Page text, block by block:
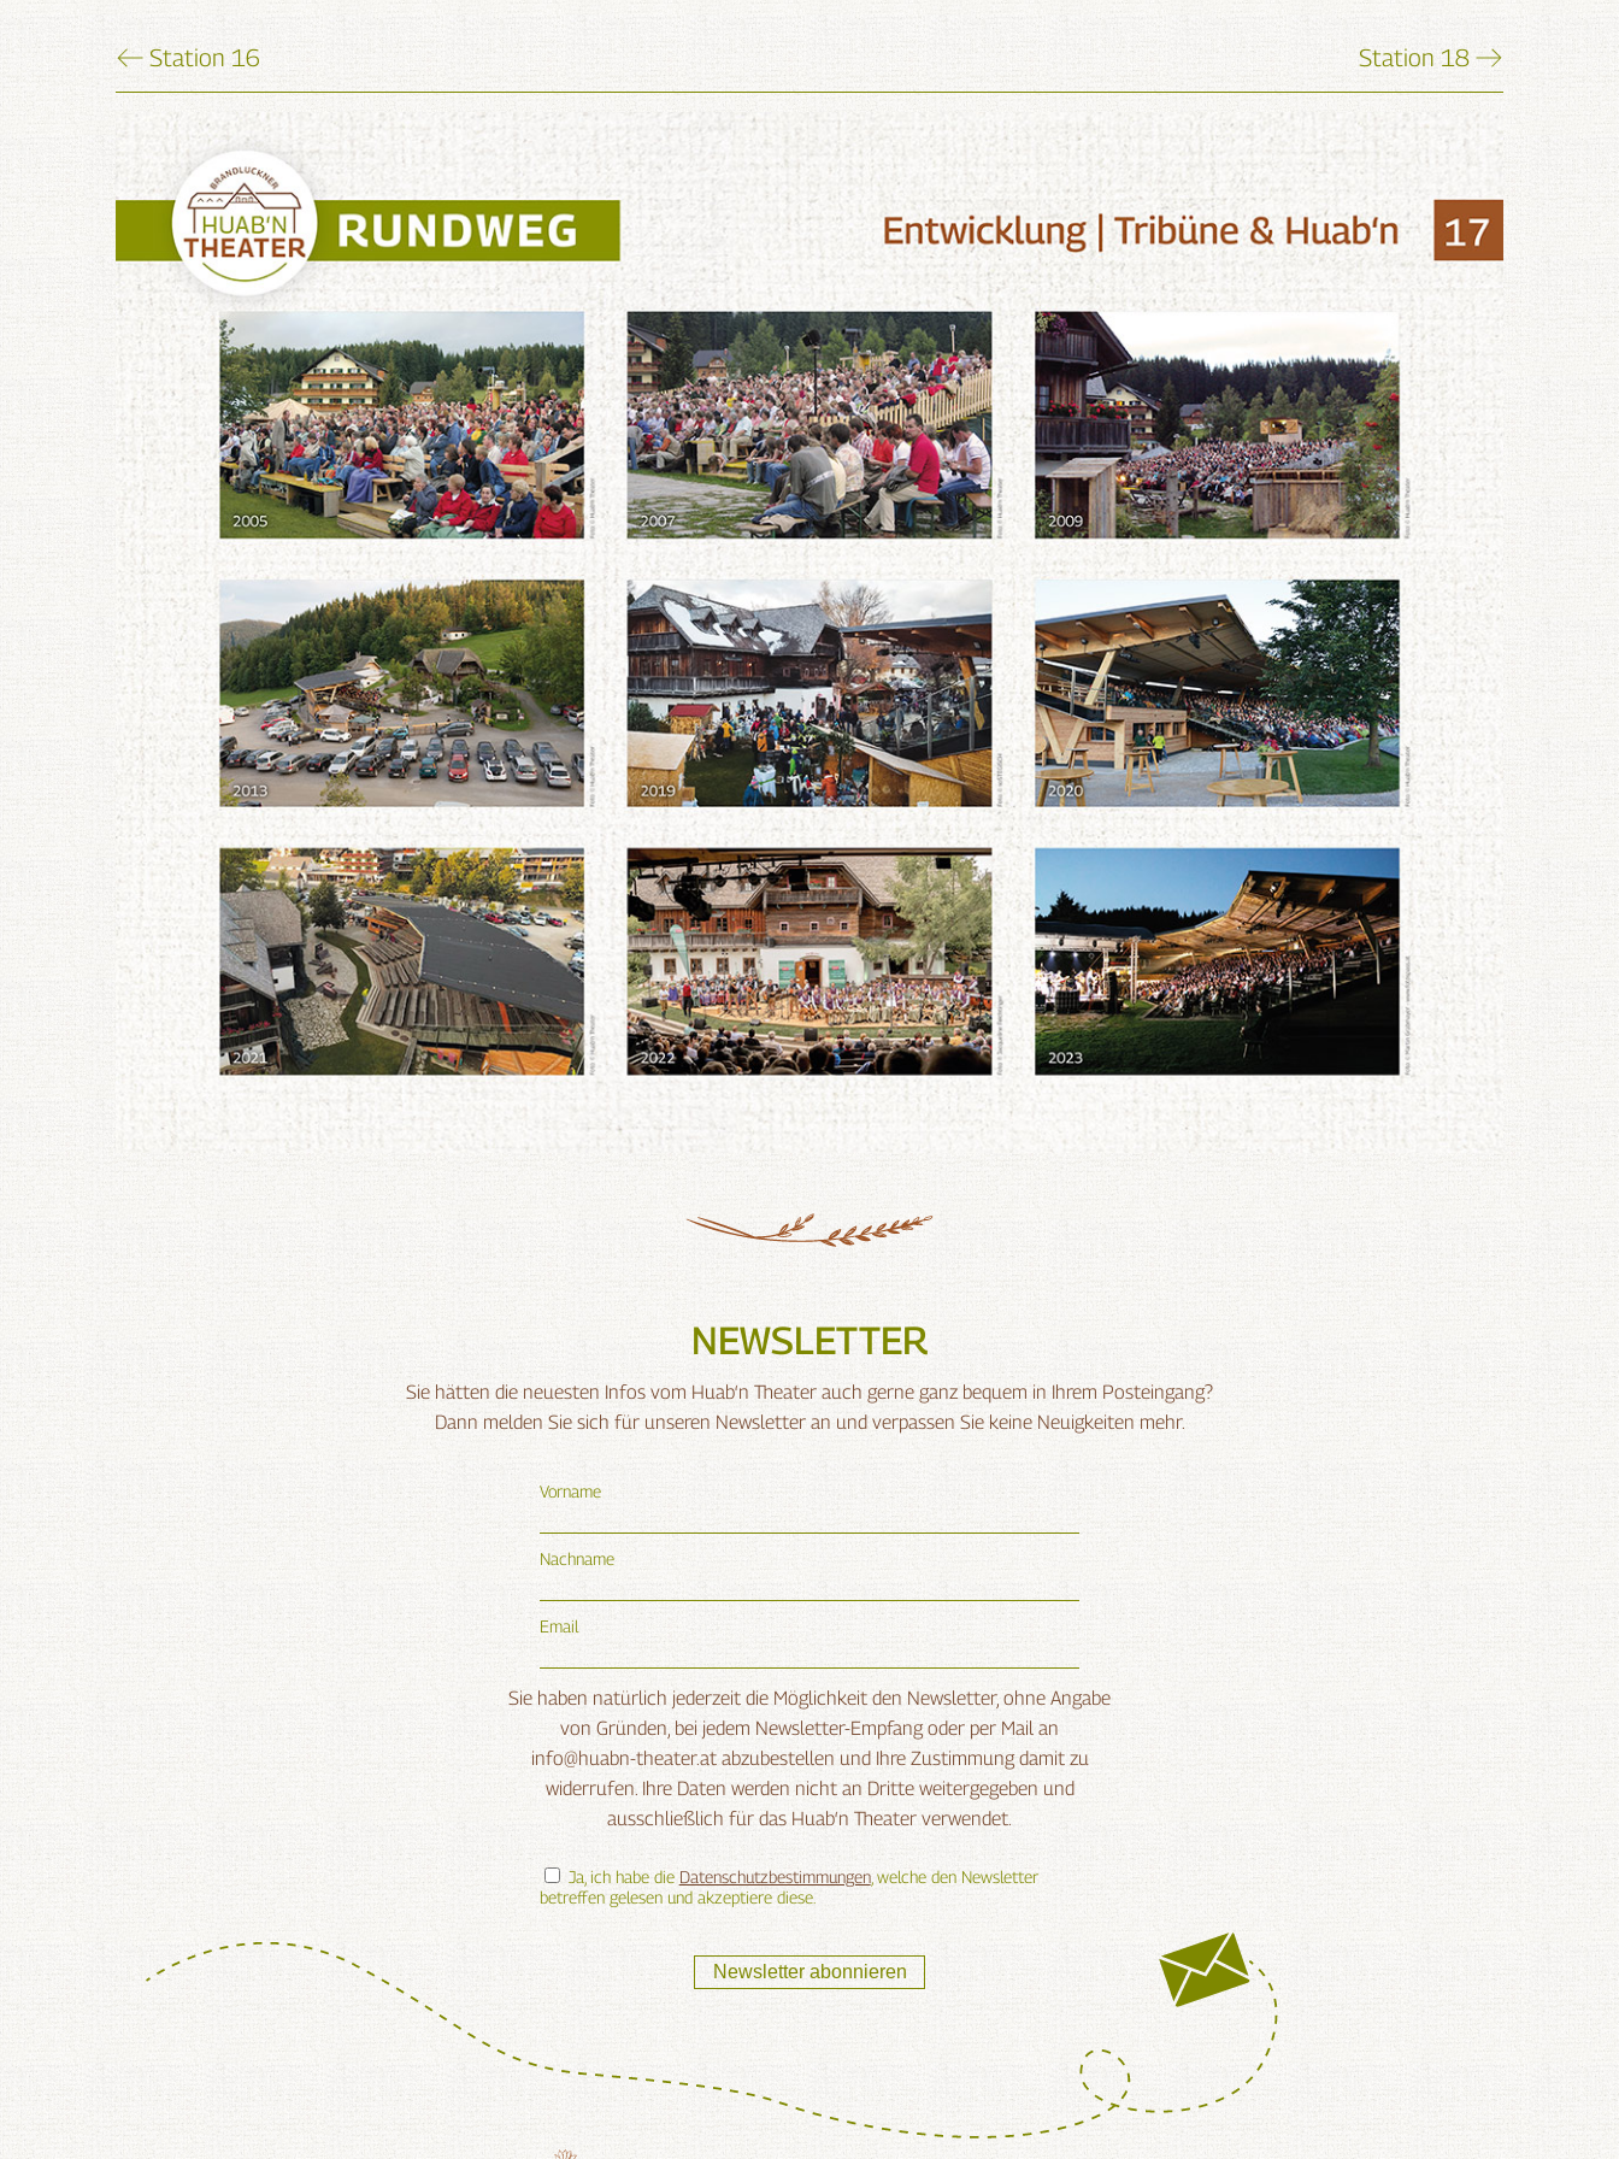
Station 16 Station 18
NEWSLETTER
Sie hätten die neuesten Infos vom Huab‘n Theater auch gerne ganz bequem in Ihrem Posteingang?
Dann melden Sie sich für unseren Newsletter an und verpassen Sie keine Neuigkeiten mehr.
Vorname
Nachname
Email
Sie haben natürlich jederzeit die Möglichkeit den Newsletter, ohne Angabe
von Gründen, bei jedem Newsletter-Empfang oder per Mail an
info@huabn-theater.at abzubestellen und Ihre Zustimmung damit zu
widerrufen. Ihre Daten werden nicht an Dritte weitergegeben und
ausschließlich für das Huab‘n Theater verwendet.
Ja, ich habe die Datenschutzbestimmungen, welche den Newsletter
betreffen gelesen und akzeptiere diese.